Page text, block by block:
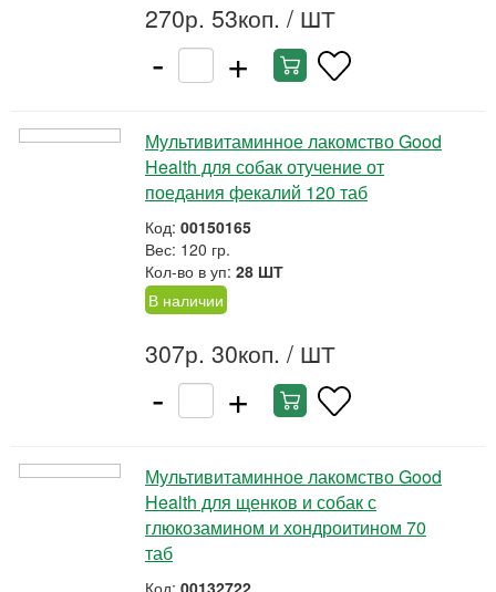
270р. 53коп. / ШТ
- +
Мультивитаминное лакомство Good
Health для собак отучение от
поедания фекалий 120 таб
Код: 00150165
Вес: 120 гр.
Кол-во в уп: 28 ШТ
В наличии
307р. 30коп. / ШТ
- +
Мультивитаминное лакомство Good
Health для щенков и собак с
глюкозамином и хондроитином 70
таб
Код: 00132722